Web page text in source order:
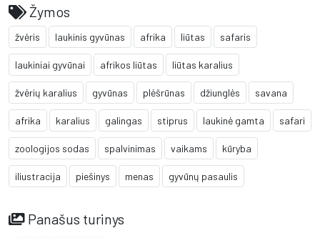
Žymos
žvėris laukinis gyvūnas afrika liūtas safaris
laukiniai gyvūnai afrikos liūtas liūtas karalius
žvėrių karalius gyvūnas plėšrūnas džiunglės savana
afrika karalius galingas stiprus laukinė gamta safari
zoologijos sodas spalvinimas vaikams kūryba
iliustracija piešinys menas gyvūnų pasaulis
Panašus turinys